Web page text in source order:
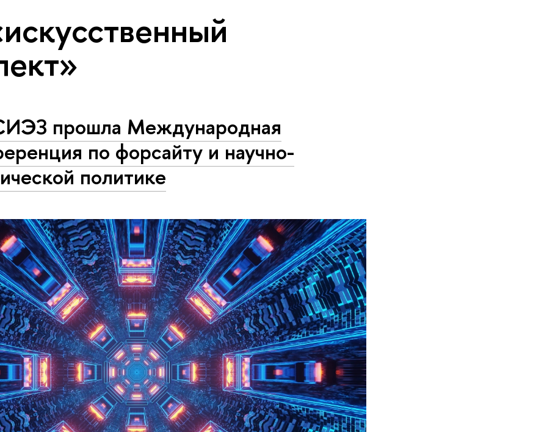
прошла Международная
по форсайту и научно-
политике